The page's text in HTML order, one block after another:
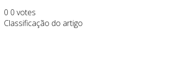
0 0 votes
Classificação do artigo